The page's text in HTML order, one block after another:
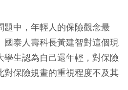
題中，年輕人的保險觀念最
國泰人壽科長黃建智對這個現
學生認為自己還年輕，對保險
對保險規畫的重視程度不及其